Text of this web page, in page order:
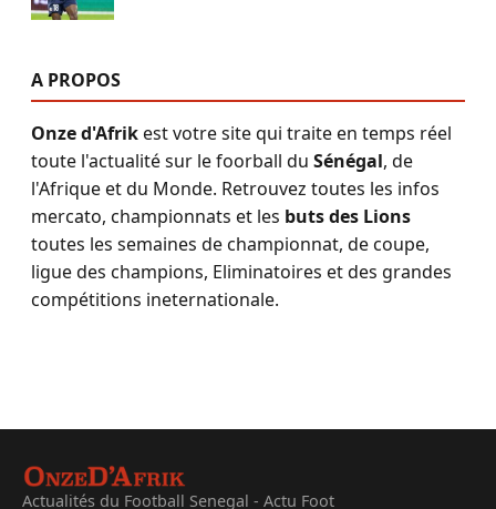
A PROPOS
Onze d'Afrikest votre site qui traite en temps réel
toute l'actualité sur le foorball du Sénégal, de
l'Afrique et du Monde. Retrouvez toutes les infos
mercato, championnats et les buts des Lions
toutes les semaines de championnat, de coupe,
ligue des champions, Eliminatoires et des grandes
compétitions ineternationale.
Actualités du Football Senegal - Actu Foot